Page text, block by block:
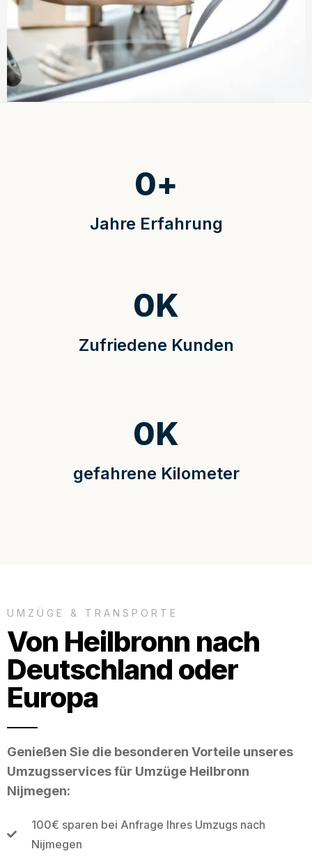
Jahre Erfahrung
0+
Zufriedene Kunden
0K
gefahrene Kilometer
0K
UMZÜGE & TRANSPORTE
Von Heilbronn nach
Deutschland oder
Europa
Genießen Sie die besonderen Vorteile unseres
Umzugsservices für Umzüge Heilbronn
Nijmegen:
100€ sparen bei Anfrage Ihres Umzugs nach
Nijmegen